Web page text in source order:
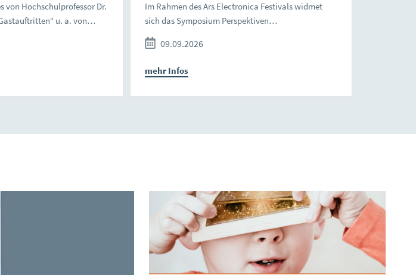
von Hochschulprofessor Dr.
u. a. von…
Im Rahmen des Ars Electronica Festivals widmet
sich das Symposium Perspektiven…
09.09.2026
mehr Infos